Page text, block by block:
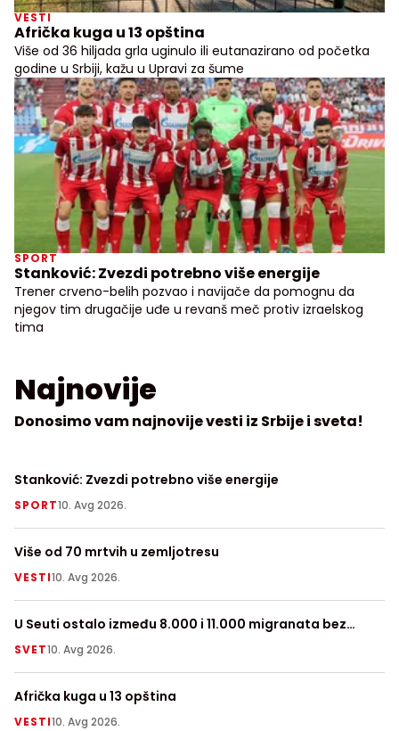
Najnovije
Donosimo vam najnovije vesti iz Srbije i sveta!
Stanković: Zvezdi potrebno više energije
SPORT10. Avg 2026.
Više od 70 mrtvih u zemljotresu
VESTI10. Avg 2026.
U Seuti ostalo između 8.000 i 11.000 migranata bez
dokumenata
SVET10. Avg 2026.
Afrička kuga u 13 opština
VESTI10. Avg 2026.
VESTI
Afrička kuga u 13 opština
Više od 36 hiljada grla uginulo ili eutanazirano od početka
godine u Srbiji, kažu u Upravi za šume
SPORT
Stanković: Zvezdi potrebno više energije
Trener crveno-belih pozvao i navijače da pomognu da
njegov tim drugačije uđe u revanš meč protiv izraelskog
tima